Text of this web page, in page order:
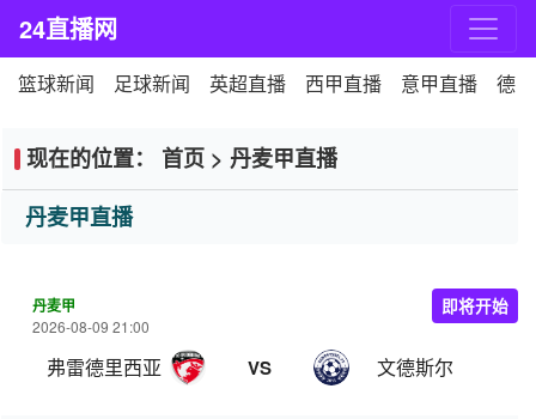
24直播网
篮球新闻 足球新闻 英超直播 西甲直播 意甲直播 德
现在的位置： 首页 > 丹麦甲直播
丹麦甲直播
丹麦甲
2026-08-09 21:00
弗雷德里西亚 VS 文德斯尔
即将开始